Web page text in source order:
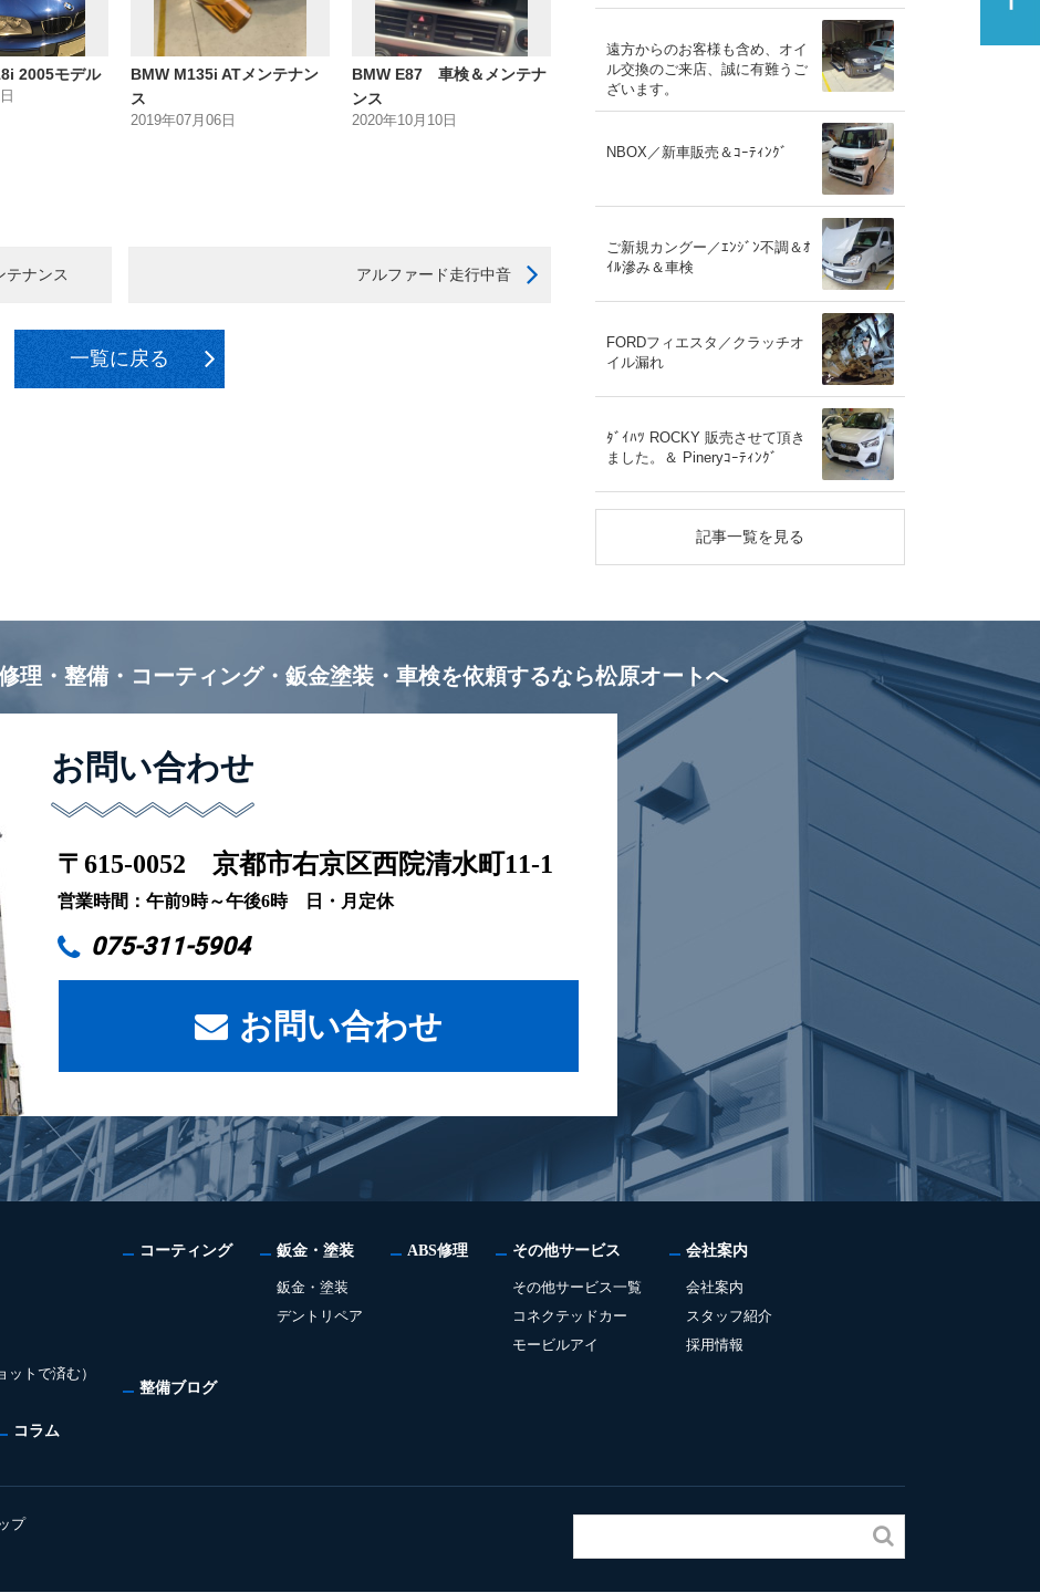
2005モデル
BMW M135i ATメンテナン
ス
2019年07月06日
BMW E87 車検＆メンテナ
ンス
2020年10月10日
テナンス アルファード走行中音
一覧に戻る
遠方からのお客様も含め、オイ
ル交換のご来店、誠に有難うご
ざいます。
NBOX／新車販売＆ｺｰﾃｨﾝｸﾞ
ご新規カングー／ｴﾝｼﾞﾝ不調＆ｵ
ｲﾙ滲み＆車検
FORDフィエスタ／クラッチオ
イル漏れ
ﾀﾞｲﾊﾂ ROCKY 販売させて頂き
ました。＆ Pineryｺｰﾃｨﾝｸﾞ
記事一覧を見る
理・整備・コーティング・鈑金塗装・車検を依頼するなら松原オートへ
お問い合わせ
〒615-0052 京都市右京区西院清水町11-1
営業時間：午前9時～午後6時 日・月定休
075-311-5904
お問い合わせ
トで済む）
コーティング 鈑金・塗装
鈑金・塗装
デントリペア
ABS修理 その他サービス
その他サービス一覧
コネクテッドカー
モービルアイ
会社案内
会社案内
スタッフ紹介
採用情報
整備ブログ
コラム
プ